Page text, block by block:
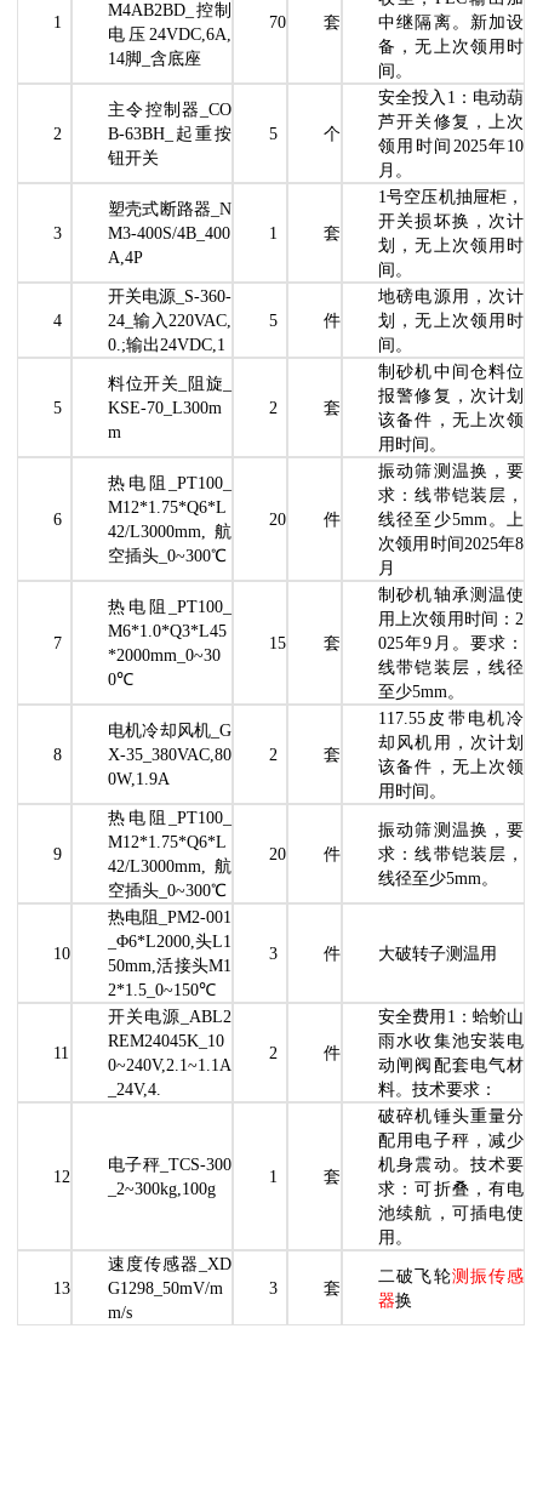
1
M4AB2BD_控制
电压24VDC,6A,
14脚_含底座
70 套
中继隔离。新加设
备，无上次领用时
间。
2
主令控制器_CO
B-63BH_起重按
钮开关
5 个
安全投入1：电动葫
芦开关修复，上次
领用时间2025年10
月。
3
塑壳式断路器_N
M3-400S/4B_400
A,4P
1 套
1号空压机抽屉柜，
开关损坏换，次计
划，无上次领用时
间。
4
开关电源_S-360-
24_输入220VAC,
0.;输出24VDC,1
5 件
地磅电源用，次计
划，无上次领用时
间。
5
料位开关_阻旋_
KSE-70_L300m
m
2 套
制砂机中间仓料位
报警修复，次计划
该备件，无上次领
用时间。
6
热电阻_PT100_
M12*1.75*Q6*L
42/L3000mm,航
空插头_0~300℃
20 件
振动筛测温换，要
求：线带铠装层，
线径至少5mm。上
次领用时间2025年8
月
7
热电阻_PT100_
M6*1.0*Q3*L45
*2000mm_0~30
0℃
15 套
制砂机轴承测温使
用上次领用时间：2
025年9月。要求：
线带铠装层，线径
至少5mm。
8
电机冷却风机_G
X-35_380VAC,80
0W,1.9A
2 套
117.55皮带电机冷
却风机用，次计划
该备件，无上次领
用时间。
9
热电阻_PT100_
M12*1.75*Q6*L
42/L3000mm,航
空插头_0~300℃
20 件
振动筛测温换，要
求：线带铠装层，
线径至少5mm。
10
热电阻_PM2-001
_Φ6*L2000,头L1
50mm,活接头M1
2*1.5_0~150℃
3 件 大破转子测温用
11
开关电源_ABL2
REM24045K_10
0~240V,2.1~1.1A
_24V,4.
2 件
安全费用1：蛤蚧山
雨水收集池安装电
动闸阀配套电气材
料。技术要求：
12
电子秤_TCS-300
_2~300kg,100g
1 套
破碎机锤头重量分
配用电子秤，减少
机身震动。技术要
求：可折叠，有电
池续航，可插电使
用。
13
速度传感器_XD
G1298_50mV/m
m/s
3 套
二破飞轮测振传感
器换